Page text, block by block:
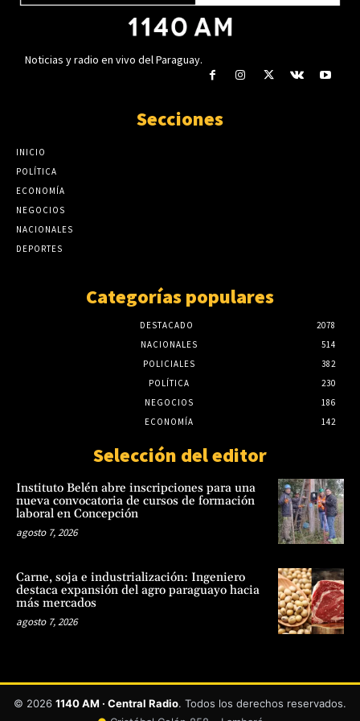
Noticias y radio en vivo del Paraguay.
Secciones
INICIO
POLÍTICA
ECONOMÍA
NEGOCIOS
NACIONALES
DEPORTES
Categorías populares
DESTACADO
2078
NACIONALES
514
POLICIALES
382
POLÍTICA
230
NEGOCIOS
186
ECONOMÍA
142
Selección del editor
Instituto Belén abre inscripciones para una
nueva convocatoria de cursos de formación
laboral en Concepción
agosto 7, 2026
Carne, soja e industrialización: Ingeniero
destaca expansión del agro paraguayo hacia
más mercados
agosto 7, 2026
© 2026 1140 AM · Central Radio. Todos los derechos reservados.